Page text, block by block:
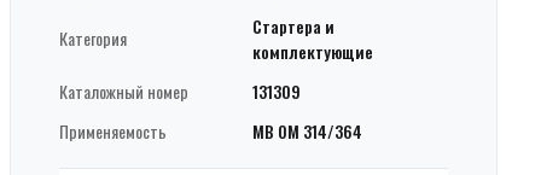
Категория
Стартера и
комплектующие
Каталожный номер
131309
Применяемость
MB OM 314/364